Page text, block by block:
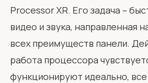
Processor XR. Его задача –
видео и звука, направленная
всех преимуществ панели.
работа процессора
функционируют идеально, все